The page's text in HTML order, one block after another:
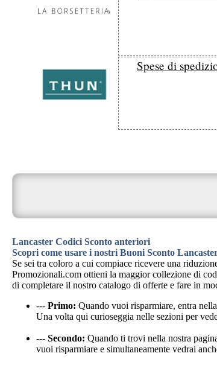
Spese di
Lancaster Codici Sconto anteriori
Scopri come usare i nostri Buoni Sconto
Se sei tra coloro a cui compiace ricevere una
Promozionali.com ottieni la maggior collezione di
di completare il nostro catalogo di offerte e fare in
--- Primo: Quando vuoi risparmiare, entra
Una volta qui curioseggia nelle sezioni per
--- Secondo: Quando ti trovi nella nostra
vuoi risparmiare e simultaneamente vedrai